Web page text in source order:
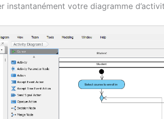
instantanément votre diagramme